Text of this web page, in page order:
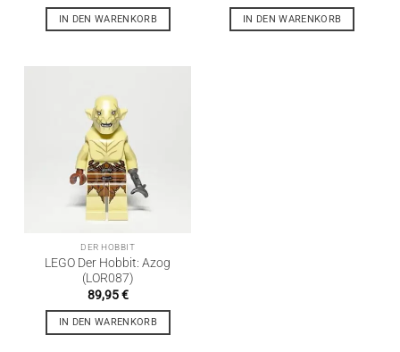
IN DEN WARENKORB IN DEN WARENKORB
DER HOBBIT
LEGO Der Hobbit: Azog
(LOR087)
89,95€
IN DEN WARENKORB